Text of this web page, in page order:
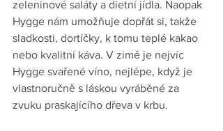
zeleninové saláty a dietní jídla. Naopak
Hygge nám umožňuje dopřát si, takže
sladkosti, dortíčky, k tomu teplé kakao
nebo kvalitní káva. V zimě je nejvíc
Hygge svařené víno, nejlépe, když je
vlastnoručně s láskou vyráběné za
zvuku praskajícího dřeva v krbu.